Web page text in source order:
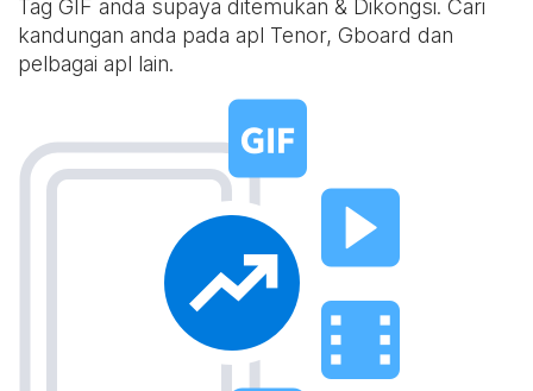
Tag GIF anda supaya ditemukan & Dikongsi. Cari
kandungan anda pada apl Tenor, Gboard dan
pelbagai apl lain.